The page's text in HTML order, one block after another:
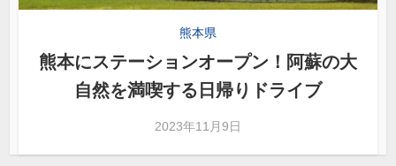
熊本県
熊本にステーションオープン！阿蘇の大
自然を満喫する日帰りドライブ
2023年11月9日